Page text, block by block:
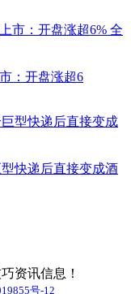
：开盘涨超6
快递后直接变成酒
资讯信息！
号-12